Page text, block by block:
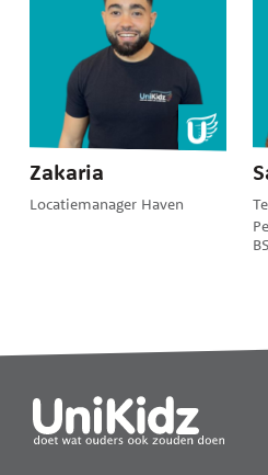
Zakaria
Locatiemanager Haven
Widgets